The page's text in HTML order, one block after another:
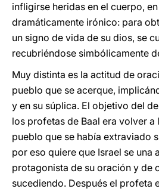
infligirse heridas en el cuerpo,
dramáticamente irónico: para
un signo de vida de su dios, se
recubriéndose simbólicamente
Muy distinta es la actitud de
pueblo que se acerque,
y en su súplica. El objetivo del
los profetas de Baal era volver a
pueblo que se había extraviado
por eso quiere que Israel se una
protagonista de su oración y de
sucediendo. Después el profeta